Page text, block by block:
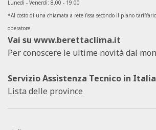
Lunedì - Venerdì: 8.00 - 19.00
*Al costo di una chiamata a rete fissa secondo il piano
operatore.
Vai su www.berettaclima.it
Per conoscere le ultime novità dal
Servizio Assistenza Tecnico in Italia
Lista delle province